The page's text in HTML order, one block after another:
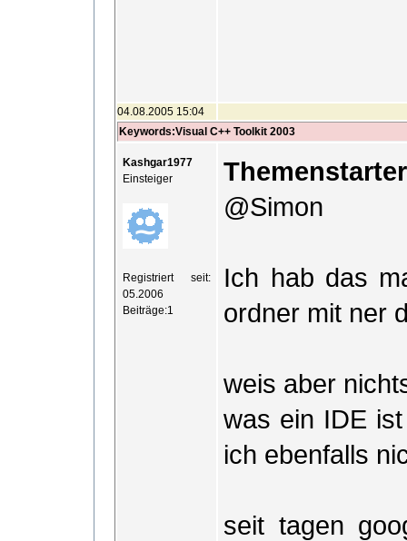
04.08.2005 15:04
Keywords:Visual C++ Toolkit 2003
Kashgar1977
Einsteiger
Registriert seit:
05.2006
Beiträge:1
Themenstarter
@Simon
Ich hab das
ordner mit ner
weis aber
was ein IDE
ich ebenfalls
seit tagen